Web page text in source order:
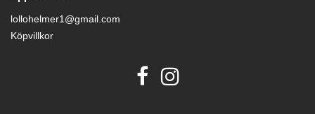
lollohelmer1@gmail.com
Köpvillkor